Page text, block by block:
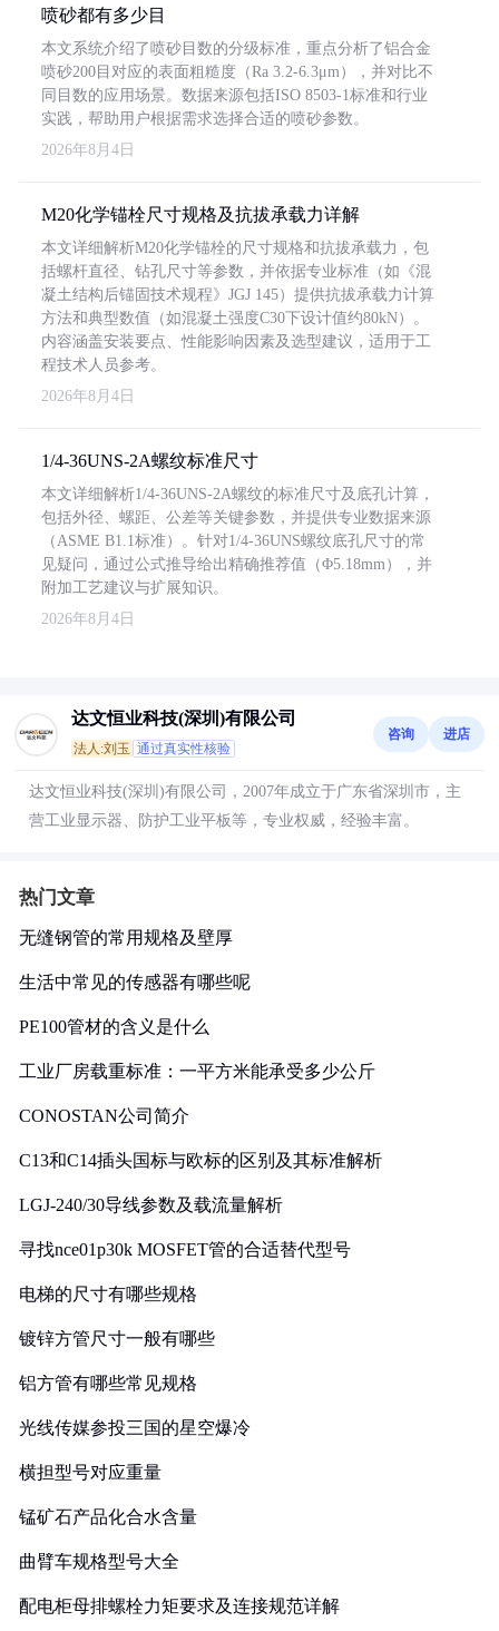
喷砂都有多少目
本文系统介绍了喷砂目数的分级标准，重点分析了铝合金
喷砂200目对应的表面粗糙度（Ra 3.2-6.3μm），并对比不
同目数的应用场景。数据来源包括ISO 8503-1标准和行业
实践，帮助用户根据需求选择合适的喷砂参数。
2026年8月4日
M20化学锚栓尺寸规格及抗拔承载力详解
本文详细解析M20化学锚栓的尺寸规格和抗拔承载力，包
括螺杆直径、钻孔尺寸等参数，并依据专业标准（如《混
凝土结构后锚固技术规程》JGJ 145）提供抗拔承载力计算
方法和典型数值（如混凝土强度C30下设计值约80kN）。
内容涵盖安装要点、性能影响因素及选型建议，适用于工
程技术人员参考。
2026年8月4日
1/4-36UNS-2A螺纹标准尺寸
本文详细解析1/4-36UNS-2A螺纹的标准尺寸及底孔计算，
包括外径、螺距、公差等关键参数，并提供专业数据来源
（ASME B1.1标准）。针对1/4-36UNS螺纹底孔尺寸的常
见疑问，通过公式推导给出精确推荐值（Φ5.18mm），并
附加工艺建议与扩展知识。
2026年8月4日
达文恒业科技(深圳)有限公司
法人:刘玉 通过真实性核验
咨询 进店
达文恒业科技(深圳)有限公司，2007年成立于广东省深圳市，主
营工业显示器、防护工业平板等，专业权威，经验丰富。
热门文章
无缝钢管的常用规格及壁厚
生活中常见的传感器有哪些呢
PE100管材的含义是什么
工业厂房载重标准：一平方米能承受多少公斤
CONOSTAN公司简介
C13和C14插头国标与欧标的区别及其标准解析
LGJ-240/30导线参数及载流量解析
寻找nce01p30k MOSFET管的合适替代型号
电梯的尺寸有哪些规格
镀锌方管尺寸一般有哪些
铝方管有哪些常见规格
光线传媒参投三国的星空爆冷
横担型号对应重量
锰矿石产品化合水含量
曲臂车规格型号大全
配电柜母排螺栓力矩要求及连接规范详解